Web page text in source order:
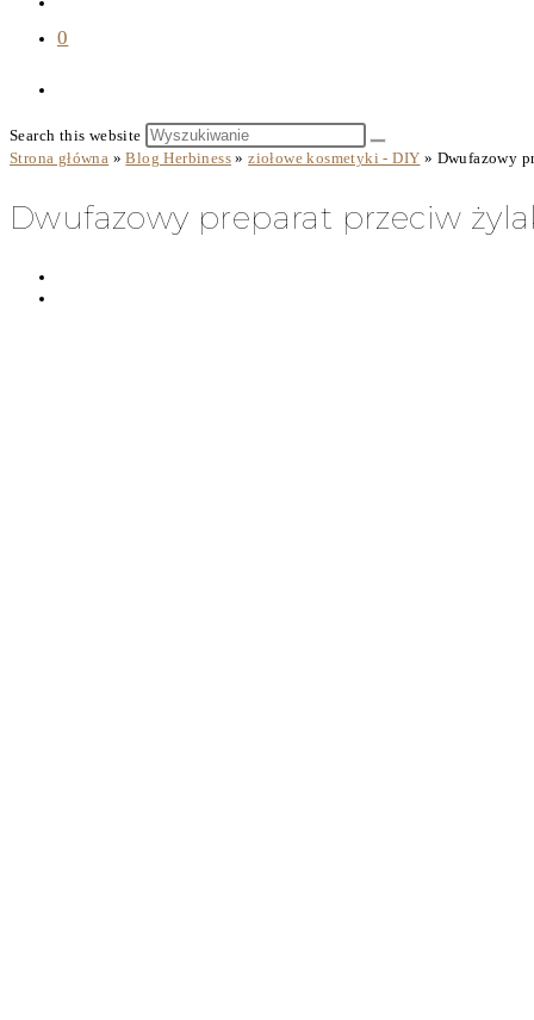
0
Search this website
Strona główna »Blog Herbiness »ziołowe kosmetyki - DIY » Dwufazowy
Dwufazowy preparat przeciw